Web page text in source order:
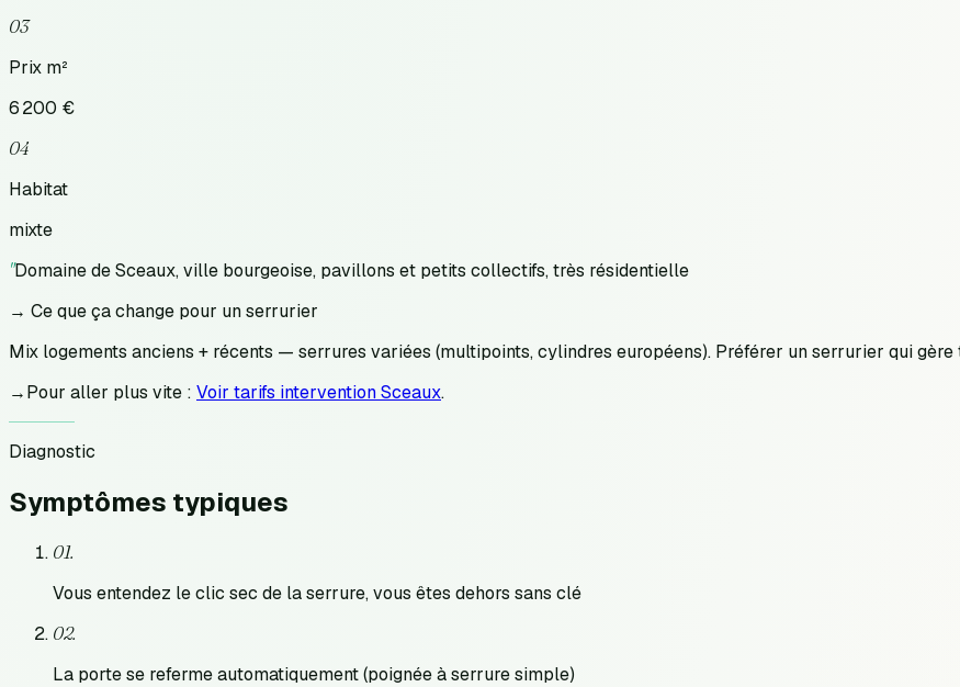
03
Prix m²
6 200 €
04
Habitat
mixte
"Domaine de Sceaux, ville bourgeoise, pavillons et petits collectifs, très résidentielle
→ Ce que ça change pour un serrurier
Mix logements anciens + récents — serrures variées (multipoints, cylindres européens). Préférer un serrurier qui
→Pour aller plus vite : Voir tarifs intervention Sceaux.
Diagnostic
Symptômes typiques
01.
Vous entendez le clic sec de la serrure, vous êtes dehors sans clé
02.
La porte se referme automatiquement (poignée à serrure simple)